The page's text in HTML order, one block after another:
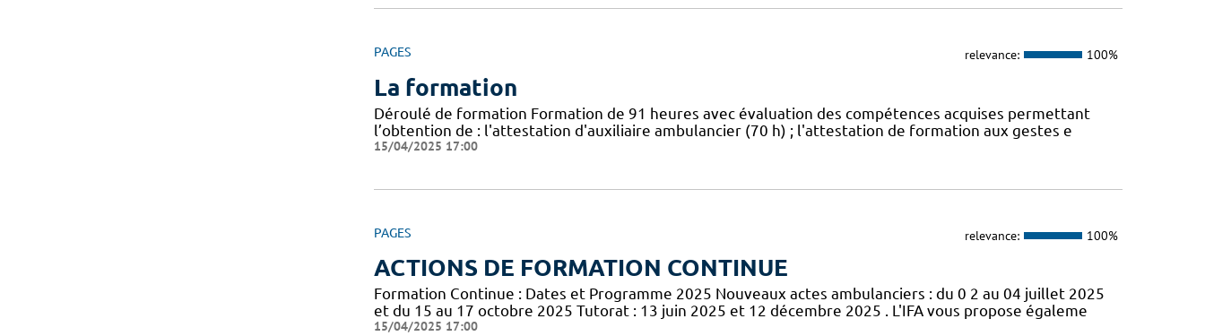
PAGES relevance: 100%
La formation
Déroulé de formation Formation de 91 heures avec évaluation des compétences acquises permettant
l’obtention de : l'attestation d'auxiliaire ambulancier (70 h) ; l'attestation de formation aux gestes e
15/04/2025 17:00
PAGES relevance: 100%
ACTIONS DE FORMATION CONTINUE
Formation Continue : Dates et Programme 2025 Nouveaux actes ambulanciers : du 0 2 au 04 juillet 2025
et du 15 au 17 octobre 2025 Tutorat : 13 juin 2025 et 12 décembre 2025 . L'IFA vous propose égaleme
15/04/2025 17:00